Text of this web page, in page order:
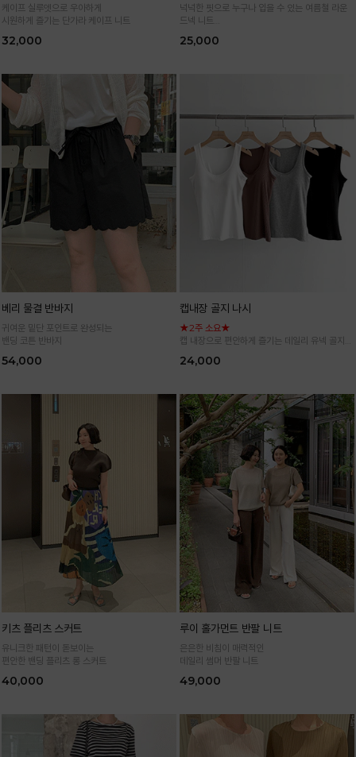
케이프 실루엣으로 우아하게
시원하게 즐기는 단가라 케이프 니트
32,000
넉넉한 핏으로 누구나 입을 수 있는 여름철 라운
드넥 니트
입어요
25,000
베리 물결 반바지
귀여운 밑단 포인트로 완성되는
밴딩 코튼 반바지
54,000
캡내장 골지 나시
★2주 소요★
캡 내장으로 편안하게 즐기는 데일리 유넥 골지
24,000
키츠 플리츠 스커트
유니크한 패턴이 돋보이는
편안한 밴딩 플리츠 롱 스커트
40,000
루이 홀가먼트 반팔 니트
은은한 비침이 매력적인
데일리 썸머 반팔 니트
49,000